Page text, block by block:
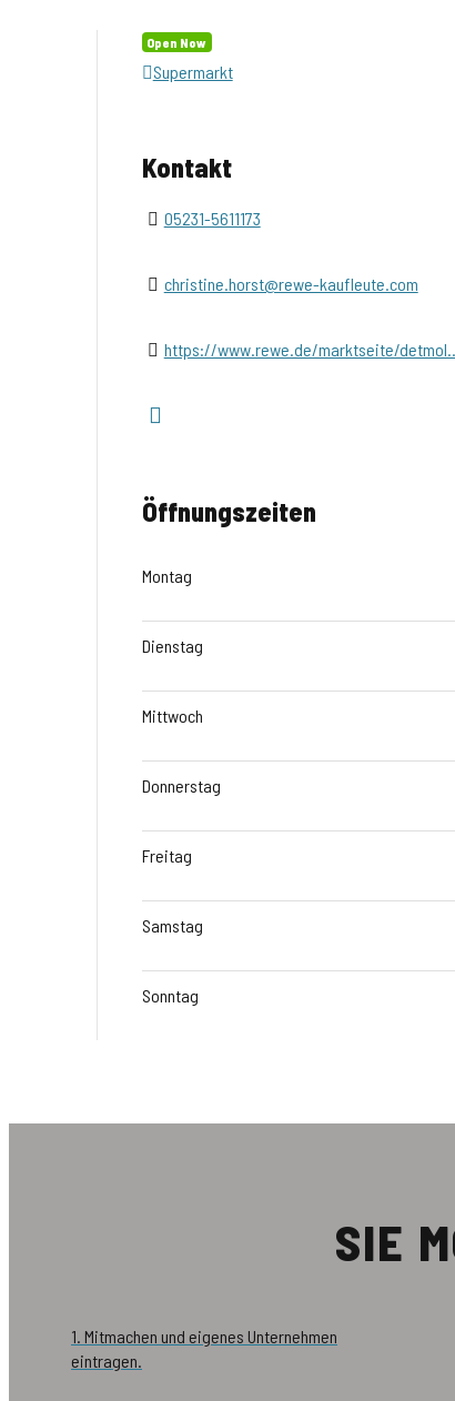
Open Now
Supermarkt
Kontakt
05231-5611173
christine.horst@rewe-kaufleute.com
https://www.rewe.de/marktseite/detmol...
Öffnungszeiten
Montag
Dienstag
Mittwoch
Donnerstag
Freitag
Samstag
Sonntag
SIE
1. Mitmachen und eigenes Unternehmen
eintragen.